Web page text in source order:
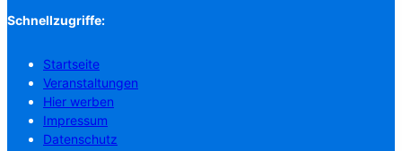
Schnellzugriffe:
Startseite
Veranstaltungen
Hier werben
Impressum
Datenschutz